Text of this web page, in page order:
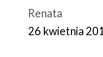
Renata
26 kwietnia